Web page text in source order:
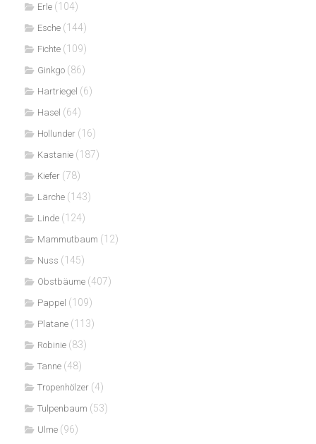
Erle (104)
Esche (144)
Fichte (109)
Ginkgo (86)
Hartriegel (6)
Hasel (64)
Hollunder (16)
Kastanie (187)
Kiefer (78)
Lärche (143)
Linde (124)
Mammutbaum (12)
Nuss (145)
Obstbäume (407)
Pappel (109)
Platane (113)
Robinie (83)
Tanne (48)
Tropenhölzer (4)
Tulpenbaum (53)
Ulme (96)